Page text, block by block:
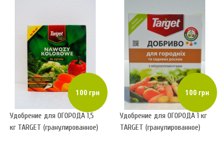
100 грн
Удобрение для ОГОРОДА 1,5
кг TARGET (гранулированное)
100 грн
Удобрение для ОГОРОДА 1 кг
TARGET (гранулированное)